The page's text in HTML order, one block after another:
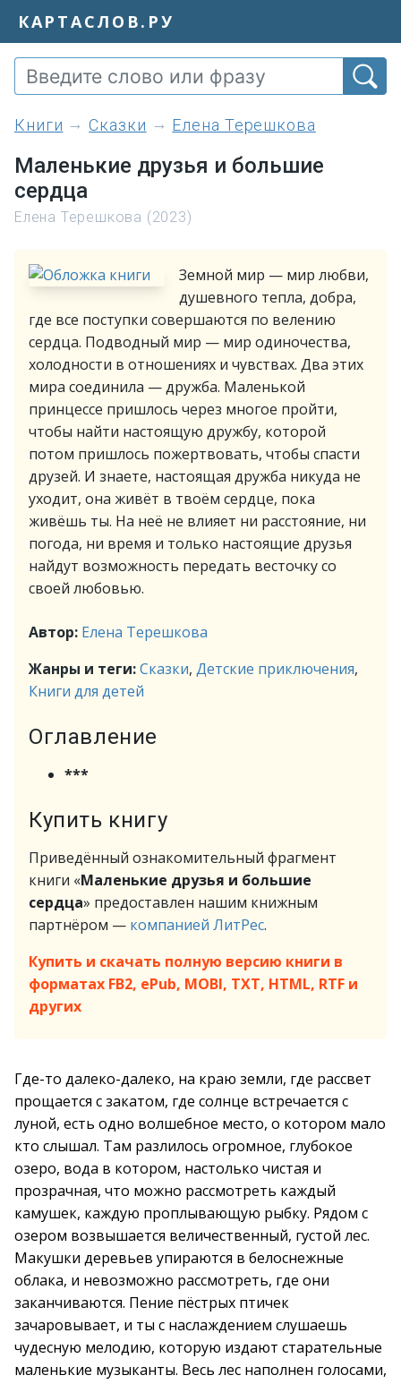
КАРТАСЛОВ.РУ
книги Сказки Елена Терешкова
Маленькие друзья и большие
сердца
Елена Терешкова (2023)
Земной мир — мир любви,
душевного тепла, добра,
где все поступки совершаются по велению
сердца. Подводный мир — мир одиночества,
холодности в отношениях и чувствах. Два этих
мира соединила — дружба. Маленькой
принцессе пришлось через многое пройти,
чтобы найти настоящую дружбу, которой
потом пришлось пожертвовать, чтобы спасти
друзей. И знаете, настоящая дружба никуда не
уходит, она живёт в твоём сердце, пока
живёшь ты. На неё не влияет ни расстояние, ни
погода, ни время и только настоящие друзья
найдут возможность передать весточку со
своей любовью.
Автор: Елена Терешкова
Жанры и теги:Сказки, Детские приключения,
Книги для детей
Оглавление
***
Купить книгу
Приведённый ознакомительный фрагмент
книги «Маленькие друзья и большие
сердца» предоставлен нашим книжным
партнёром — компанией ЛитРес.
Купить и скачать полную версию книги в
форматах FB2, ePub, MOBI, TXT, HTML, RTF и
других
Где-то далеко-далеко, на краю земли, где рассвет
прощается с закатом, где солнце встречается с
луной, есть одно волшебное место, о котором мало
кто слышал. Там разлилось огромное, глубокое
озеро, вода в котором, настолько чиcтая и
прозрачная, что можно рассмотреть каждый
камушек, каждую проплывающую рыбку. Рядом с
озером возвышается величественный, густой лес.
Макушки деревьев упираются в белоснежные
облака, и невозможно рассмотреть, где они
заканчиваются. Пение пёстрых птичек
зачаровывает, и ты с наслаждением слушаешь
чудесную мелодию, которую издают старательные
маленькие музыканты. Весь лес наполнен голосами,